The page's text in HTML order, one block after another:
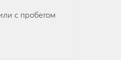
с пробегом